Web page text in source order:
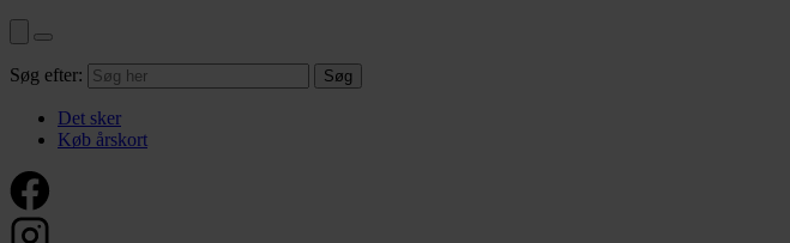
Søg efter:
Det sker
Køb årskort